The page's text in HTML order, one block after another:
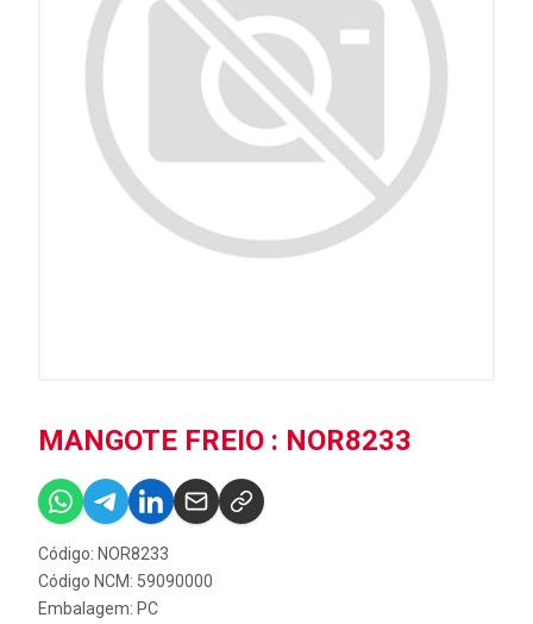
MANGOTE FREIO : NOR8233
Código: NOR8233
Código NCM: 59090000
Embalagem: PC